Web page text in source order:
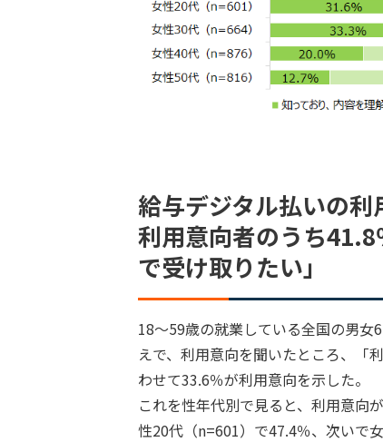
給与デジタル払いの
利用意向者のうち
で受け取りたい」
18～59歳の就業している全国の男女
えで、利用意向を聞いたところ、「
わせて33.6％が利用意向を示した。
これを性年代別で見ると、利用意向
性20代（n=601）で47.4％、次いで